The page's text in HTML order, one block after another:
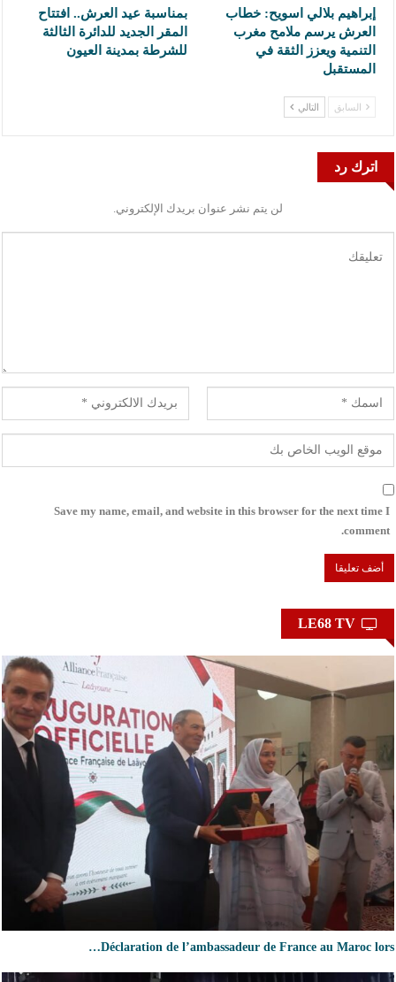
إبراهيم بلالي اسويح: خطاب
العرش يرسم ملامح مغرب
التنمية ويعزز الثقة في
المستقبل
بمناسبة عيد العرش.. افتتاح
المقر الجديد للدائرة الثالثة
للشرطة بمدينة العيون
السابق التالي
اترك رد
لن يتم نشر عنوان بريدك الإلكتروني.
Save my name, email, and website in this browser for the next time I
comment.
Déclaration de l’ambassadeur de France au Maroc lors…